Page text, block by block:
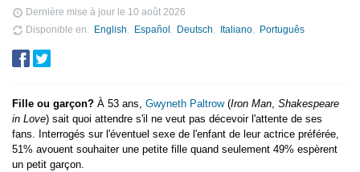
Dernière mise à jour le 10 août 2026
Disponible en
English Español Deutsch Italiano Português
Fille ou garçon? À 53 ans, Gwyneth Paltrow(Iron Man, Shakespeare
in Love) sait quoi attendre s'il ne veut pas décevoir l'attente de ses
fans. Interrogés sur l'éventuel sexe de l'enfant de leur actrice préférée,
51% avouent souhaiter une petite fille quand seulement 49% espèrent
un petit garçon.